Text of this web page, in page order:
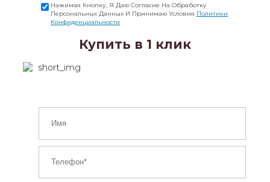
Нажимая Кнопку, Я Даю Согласие На Обработку
Персональных Данных И Принимаю Условия Политики
Конфиденциальности
Купить в 1 клик